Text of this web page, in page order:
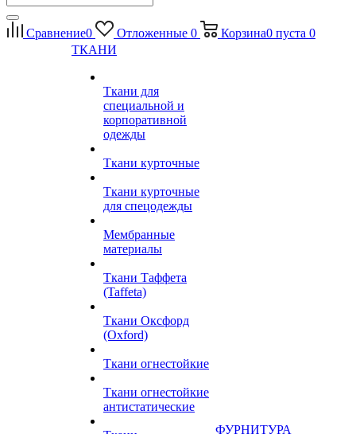
Сравнение0 Отложенные 0 Корзина0 пуста 0
ТКАНИ
Ткани для
специальной и
корпоративной
одежды
Ткани курточные
Ткани курточные
для спецодежды
Мембранные
материалы
Ткани Таффета
(Taffeta)
Ткани Оксфорд
(Oxford)
Ткани огнестойкие
Ткани огнестойкие
антистатические
ФУРНИТУРА